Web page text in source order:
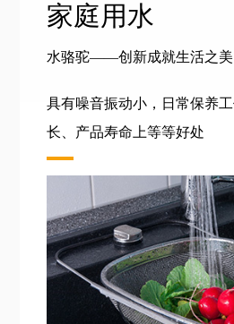
家庭用水
水骆驼——创新成就生活之美
具有噪音振动小，日常保养
长、产品寿命上等等好处